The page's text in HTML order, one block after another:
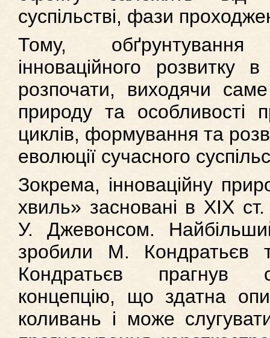
суспільстві, фази
Тому,
інноваційного розвитку
розпочати, виходячи
природу та особливості
циклів, формування та
еволюції сучасного
Зокрема, інноваційну
хвиль» засновані в ХІХ
У. Джевонсом.
зробили М.
Кондратьєв прагнув
концепцію, що здатна
коливань і може